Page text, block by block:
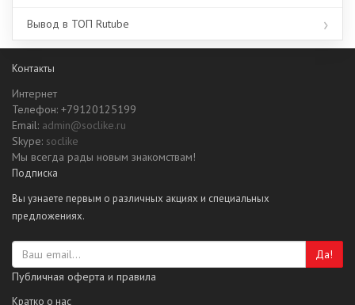
Вывод в ТОП Rutube
Контакты
Интернет
Телефон: +79120125199
Email: admin@soclike.ru
Skype: soclike
Мы всегда рады новым знакомствам!
Подписка
Вы узнаете первым о различных акциях и специальных
предложениях.
Да!
Публичная оферта и правила
Кратко о нас